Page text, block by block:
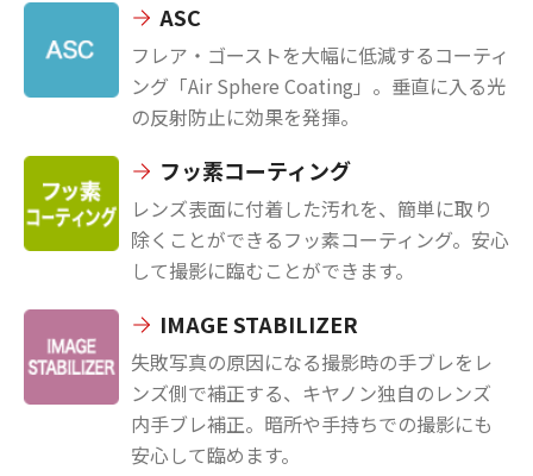
ASC
フレア・ゴーストを大幅に低減するコーティ
ング「Air Sphere Coating」。垂直に入る光
の反射防止に効果を発揮。
フッ素コーティング
レンズ表面に付着した汚れを、簡単に取り
除くことができるフッ素コーティング。安心
して撮影に臨むことができます。
IMAGE STABILIZER
失敗写真の原因になる撮影時の手ブレをレ
ンズ側で補正する、キヤノン独自のレンズ
内手ブレ補正。暗所や手持ちでの撮影にも
安心して臨めます。